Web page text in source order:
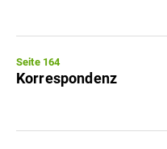
Seite 164
Korrespondenz